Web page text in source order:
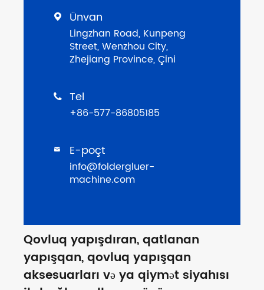
 Ünvan
Lingzhan Road, Kunpeng
Street, Wenzhou City,
Zhejiang Province, Çini
 Tel
+86-577-86805185
 E-poçt
info@foldergluer-
machine.com
Qovluq yapışdıran, qatlanan
yapışqan, qovluq yapışqan
aksesuarları və ya qiymət siyahısı